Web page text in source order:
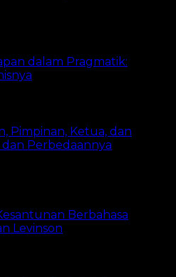
dalam Pragmatik:
Pimpinan, Ketua, dan
dan Perbedaannya
Berbahasa
Levinson